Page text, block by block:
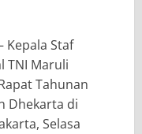
Kepala Staf
TNI Maruli
Tahunan
Dhekarta di
Selasa